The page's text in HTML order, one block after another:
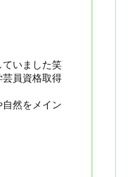
いました笑
員資格取得
然をメイン